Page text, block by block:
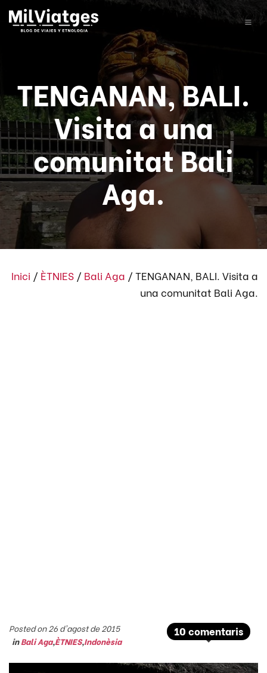
TENGANAN, BALI.
Visita a una
comunitat Bali
Aga.
Inici / ÈTNIES / Bali Aga / TENGANAN, BALI. Visita a
una comunitat Bali Aga.
10 comentaris
Posted on 26 d'agost de 2015
inBali Aga,ÈTNIES,Indonèsia